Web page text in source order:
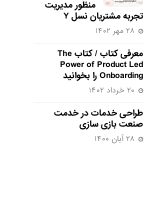
منظور مدیریت
تجربه مشتریان نسل Y
۲۸ مهر ۱۴۰۲
معرفی کتاب / کتاب The
Power of Product Led
Onboarding را بخوانید
۲۰ خرداد ۱۴۰۲
طراحی خدمات در خدمت
صنعت بازی سازی
۲۸ آبان ۱۴۰۰